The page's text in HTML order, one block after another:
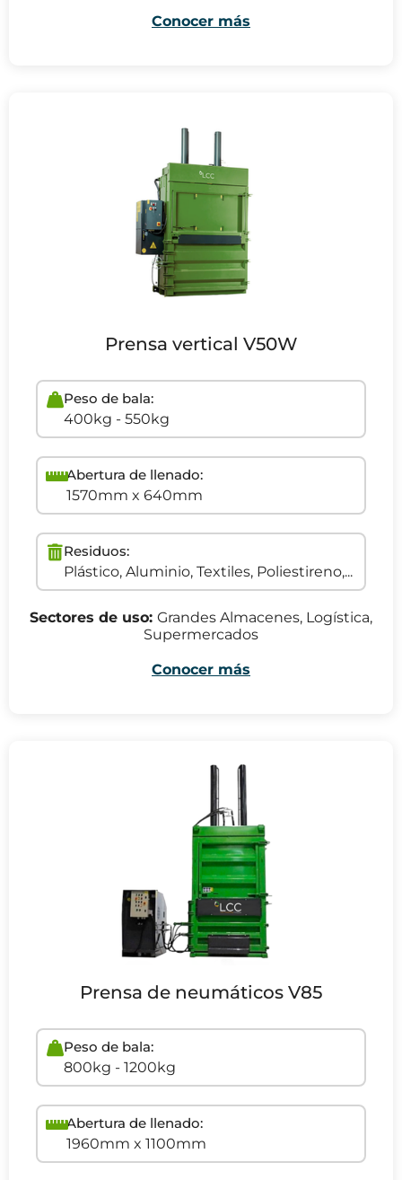
Conocer más
Prensa vertical V50W
Peso de bala:
400kg - 550kg
Abertura de llenado:
1570mm x 640mm
Residuos:
Plástico, Aluminio, Textiles, Poliestireno,...
Sectores de uso: Grandes Almacenes, Logística,
Supermercados
Conocer más
Prensa de neumáticos V85
Peso de bala:
800kg - 1200kg
Abertura de llenado:
1960mm x 1100mm